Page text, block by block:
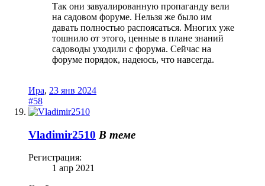
Так они завуалированную пропаганду вели
на садовом форуме. Нельзя же было им
давать полностью распоясаться. Многих уже
тошнило от этого, ценные в плане знаний
садоводы уходили с форума. Сейчас на
форуме порядок, надеюсь, что навсегда.
Ира, 23 янв 2024
#58
Vladimir2510 В теме
Регистрация:
1 апр 2021